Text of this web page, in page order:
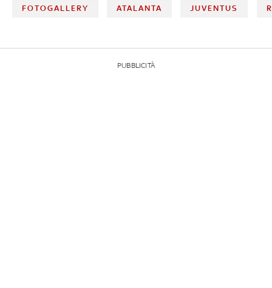
FOTOGALLERY ATALANTA JUVENTUS
PUBBLICITÀ